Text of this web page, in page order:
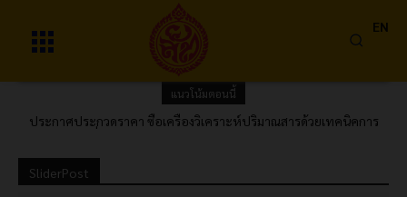
EN
แนวโน้มตอนนี้
ประกาศประกวดราคา ซื้อเครื่องวิเคราะห์ปริมาณสารด้วยเทคนิคการ
ประกาศผลผู้ชนะการเสนอราคา ซื้อสิทธิโปรแกรมคอมพิวเตอร์
SliderPost